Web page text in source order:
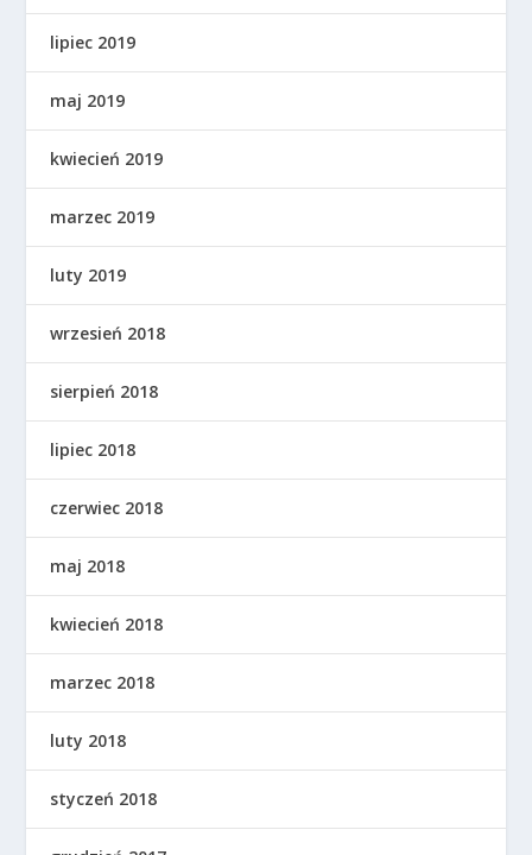
lipiec 2019
maj 2019
kwiecień 2019
marzec 2019
luty 2019
wrzesień 2018
sierpień 2018
lipiec 2018
czerwiec 2018
maj 2018
kwiecień 2018
marzec 2018
luty 2018
styczeń 2018